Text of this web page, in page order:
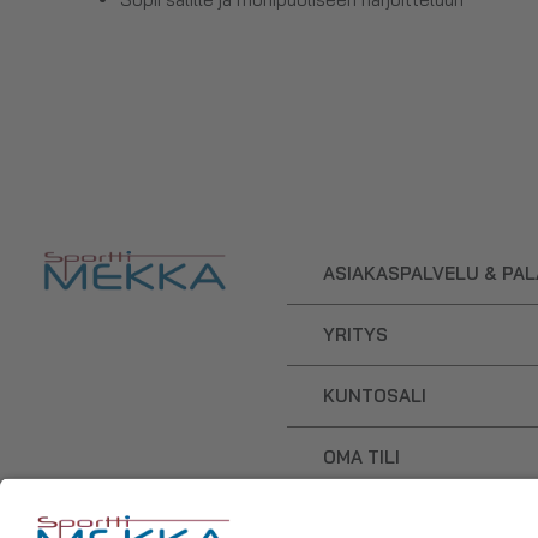
ASIAKASPALVELU &
YRITYS
KUNTOSALI
OMA TILI